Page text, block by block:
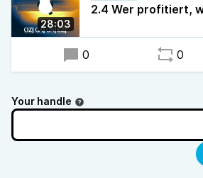
28:03
2.4 Wer profitiert,
0 0
Your handle